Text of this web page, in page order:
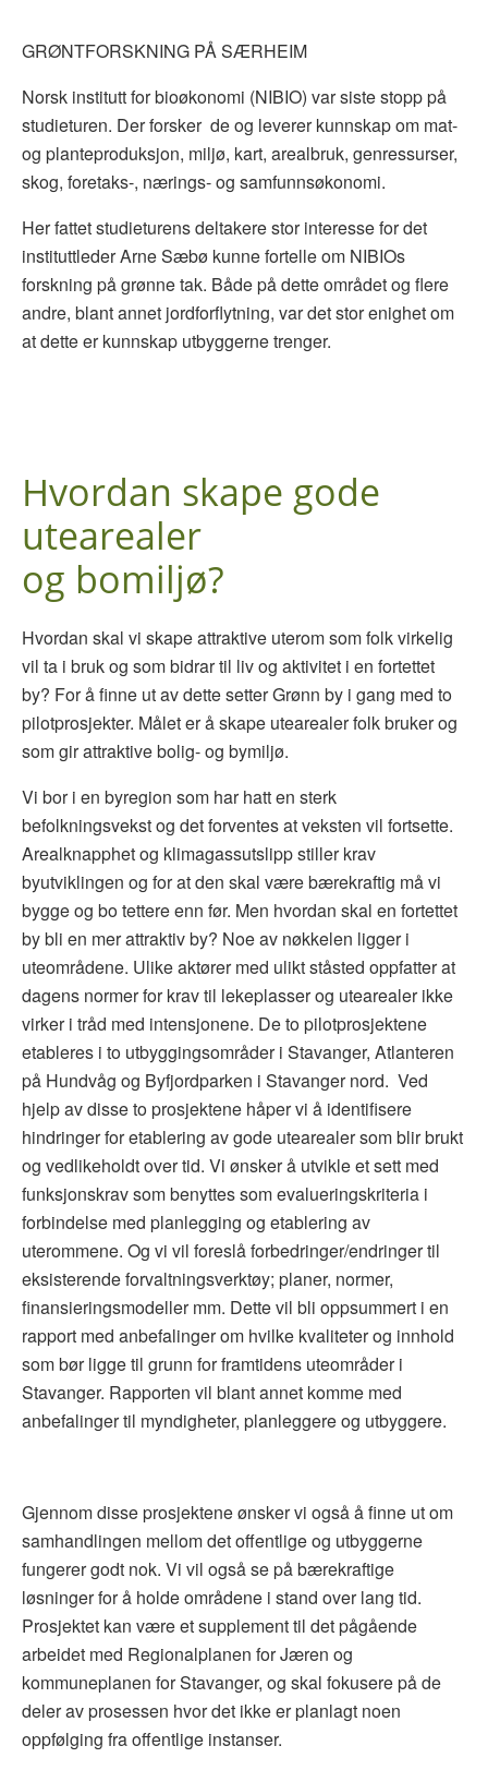
GRØNTFORSKNING PÅ SÆRHEIM
Norsk institutt for bioøkonomi (NIBIO) var siste stopp på
studieturen. Der forsker de og leverer kunnskap om mat-
og planteproduksjon, miljø, kart, arealbruk, genressurser,
skog, foretaks-, nærings- og samfunnsøkonomi.
Her fattet studieturens deltakere stor interesse for det
instituttlederArne Sæbø kunne fortelle om NIBIOs
forskning på grønne tak. Både på dette området og flere
andre, blant annet jordforflytning, var det stor enighet om
at dette er kunnskap utbyggerne trenger.
Hvordan skape gode
utearealer
og bomiljø?
Hvordan skal vi skape attraktive uterom som folk virkelig
vil ta i bruk og som bidrar til liv og aktivitet i en fortettet
by? For å finne ut av dette setter Grønn by i gang med to
pilotprosjekter. Målet er å skape utearealer folk bruker og
som gir attraktive bolig- og bymiljø.
Vi bor i en byregion som har hatt en sterk
befolkningsvekst og det forventes at veksten vil fortsette.
Arealknapphet og klimagassutslipp stiller krav
byutviklingen og for at den skal være bærekraftig må vi
bygge og bo tettere enn før. Men hvordan skal en fortettet
by bli en mer attraktiv by? Noe av nøkkelen ligger i
uteområdene. Ulike aktører med ulikt ståsted oppfatter at
dagens normer for krav til lekeplasser og utearealer ikke
virker i tråd med intensjonene. De to pilotprosjektene
etableres i to utbyggingsområder i Stavanger, Atlanteren
på Hundvåg og Byfjordparken i Stavanger nord. Ved
hjelp av disse to prosjektene håper vi å identifisere
hindringer for etablering av gode utearealer som blir brukt
og vedlikeholdt over tid. Vi ønsker å utvikle et sett med
funksjonskrav som benyttes som evalueringskriteria i
forbindelse med planlegging og etablering av
uterommene. Og vi vil foreslå forbedringer/endringer til
eksisterende forvaltningsverktøy; planer, normer,
finansieringsmodeller mm. Dette vil bli oppsummert i en
rapport med anbefalinger om hvilke kvaliteter og innhold
som bør ligge til grunn for framtidens uteområder i
Stavanger. Rapporten vil blant annet komme med
anbefalinger til myndigheter, planleggere og utbyggere.
Gjennom disse prosjektene ønsker vi også å finne ut om
samhandlingen mellom det offentlige og utbyggerne
fungerer godt nok. Vi vil også se på bærekraftige
løsninger for å holde områdene i stand over lang tid.
Prosjektet kan være et supplement til det pågående
arbeidet med Regionalplanen for Jæren og
kommuneplanen for Stavanger, og skal fokusere på de
deler av prosessen hvor det ikke er planlagt noen
oppfølging fra offentlige instanser.